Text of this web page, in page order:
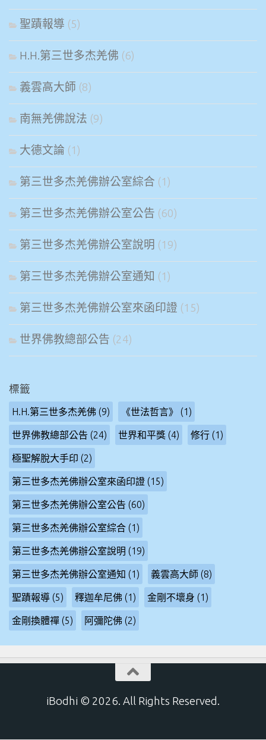
聖蹟報導 (5)
H.H.第三世多杰羌佛 (6)
義雲高大師 (8)
南無羌佛說法 (9)
大德文論 (1)
第三世多杰羌佛辦公室綜合 (1)
第三世多杰羌佛辦公室公告 (60)
第三世多杰羌佛辦公室說明 (19)
第三世多杰羌佛辦公室通知 (1)
第三世多杰羌佛辦公室來函印證 (15)
世界佛教總部公告 (24)
標籤
H.H.第三世多杰羌佛 (9) 《世法哲言》 (1)
世界佛教總部公告 (24) 世界和平獎 (4) 修行 (1)
極聖解脫大手印 (2)
第三世多杰羌佛辦公室來函印證 (15)
第三世多杰羌佛辦公室公告 (60)
第三世多杰羌佛辦公室綜合 (1)
第三世多杰羌佛辦公室說明 (19)
第三世多杰羌佛辦公室通知 (1) 義雲高大師 (8)
聖蹟報導 (5) 釋迦牟尼佛 (1) 金剛不壞身 (1)
金剛換體禪 (5) 阿彌陀佛 (2)
iBodhi © 2026. All Rights Reserved.